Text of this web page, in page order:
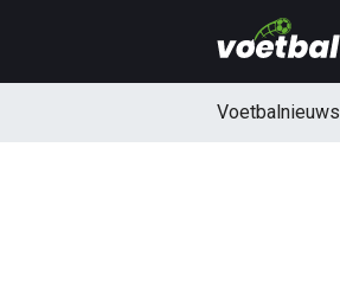
Voetbalnieuws